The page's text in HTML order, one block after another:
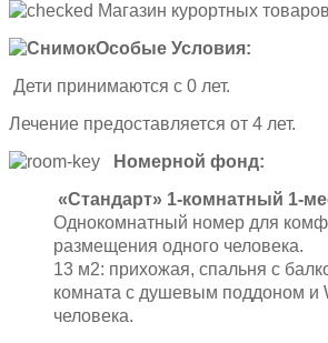
Магазин курортных товаров
Особые Условия:
Дети принимаются с 0 лет.
Лечение предоставляется от 4 лет.
Номерной фонд:
«Стандарт» 1-комнатный 1-
Однокомнатный номер для
размещения одного человека.
13 м2: прихожая, спальня с
комната с душевым поддоном и
человека.